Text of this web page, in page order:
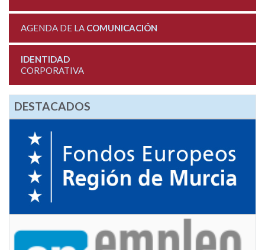
AGENDA DE LA COMUNICACIÓN
IDENTIDAD
CORPORATIVA
DESTACADOS